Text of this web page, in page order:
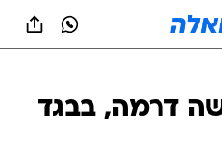
דרמה, בבגד